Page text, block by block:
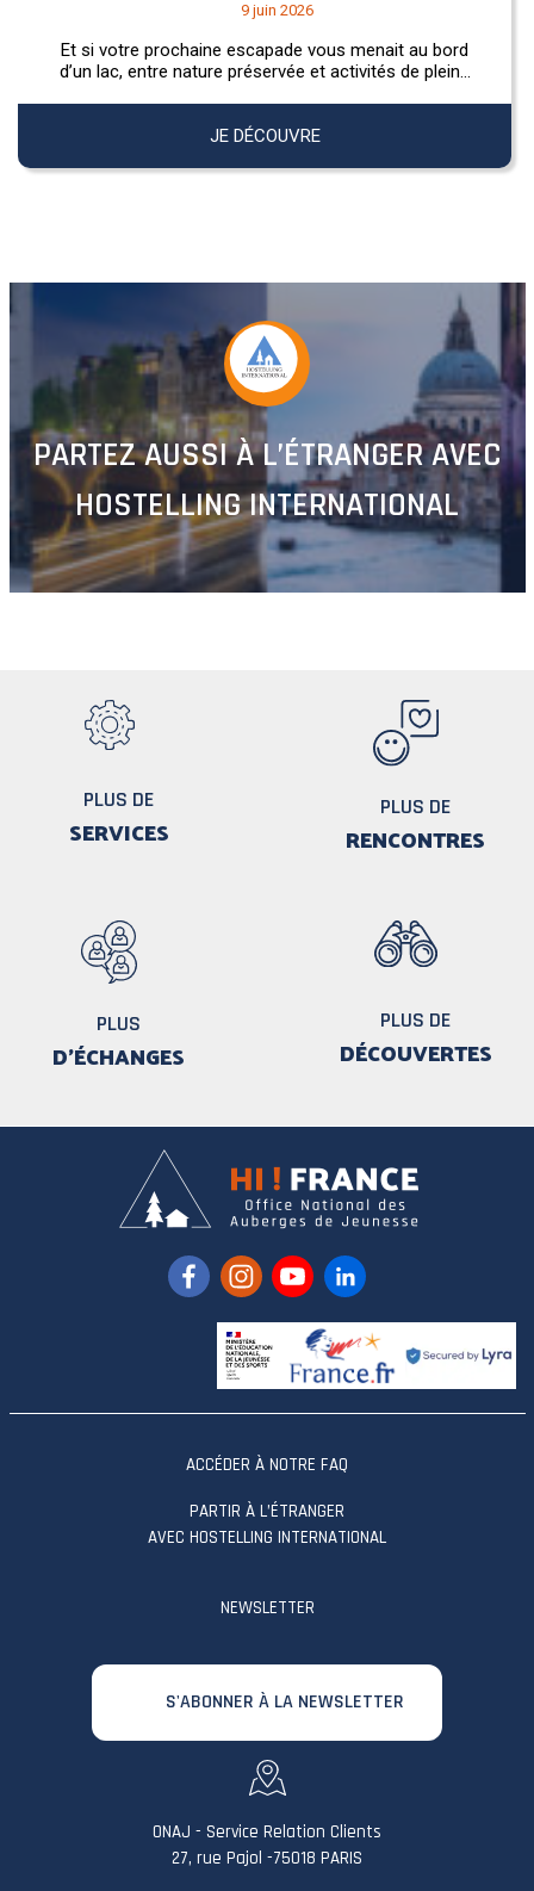
9 juin 2026
Et si votre prochaine escapade vous menait au bord
d’un lac, entre nature préservée et activités de plein...
JE DÉCOUVRE
PARTEZ AUSSI À L’ÉTRANGER AVEC
HOSTELLING INTERNATIONAL
PLUS DE
SERVICES
PLUS DE
RENCONTRES
PLUS
D'ÉCHANGES
PLUS DE
DÉCOUVERTES
ACCÉDER À NOTRE FAQ
PARTIR À L’ÉTRANGER
AVEC HOSTELLING INTERNATIONAL
NEWSLETTER
S'ABONNER À LA NEWSLETTER
ONAJ - Service Relation Clients
27, rue Pajol -75018 PARIS